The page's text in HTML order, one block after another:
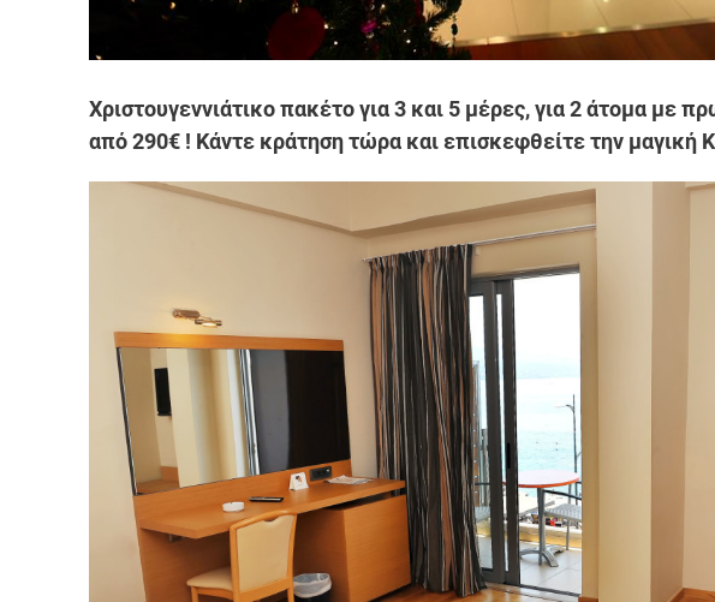
Χριστουγεννιάτικο πακέτο για 3 και 5 μέρες, για 2 άτομα με
από 290€ ! Κάντε κράτηση τώρα και επισκεφθείτε την μαγική